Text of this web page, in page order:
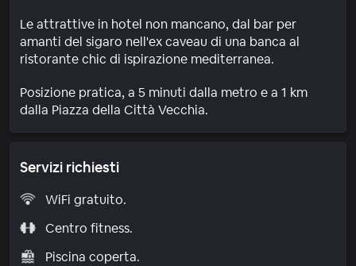
Le attrattive in hotel non mancano, dal bar per
amanti del sigaro nell'ex caveau di una banca al
ristorante chic di ispirazione mediterranea.
Posizione pratica, a 5 minuti dalla metro e a 1 km
dalla Piazza della Città Vecchia.
Servizi richiesti
WiFi gratuito.
Centro fitness.
Piscina coperta.